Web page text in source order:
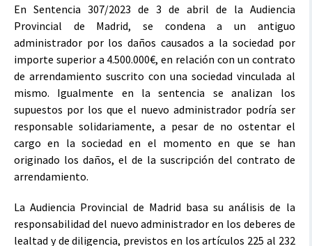
En Sentencia 307/2023 de 3 de abril de la Audiencia
Provincial de Madrid, se condena a un antiguo
administrador por los daños causados a la sociedad por
importe superior a 4.500.000€, en relación con un contrato
de arrendamiento suscrito con una sociedad vinculada al
mismo. Igualmente en la sentencia se analizan los
supuestos por los que el nuevo administrador podría ser
responsable solidariamente, a pesar de no ostentar el
cargo en la sociedad en el momento en que se han
originado los daños, el de la suscripción del contrato de
arrendamiento.
La Audiencia Provincial de Madrid basa su análisis de la
responsabilidad del nuevo administrador en los deberes de
lealtad y de diligencia, previstos en los artículos 225 al 232